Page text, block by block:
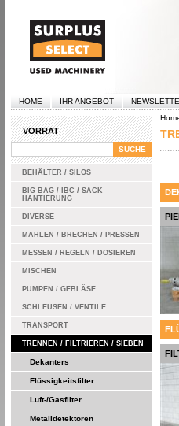
HOME IHR ANGEBOT
VORRAT
BEHÄLTER / SILOS
BIG BAG / IBC / SACK
HANTIERUNG
DIVERSE
MAHLEN / BRECHEN / PRESSEN
MESSEN / REGELN / DOSIEREN
MISCHEN
PUMPEN / GEBLÄSE
SCHLEUSEN / VENTILE
TRANSPORT
TRENNEN / FILTRIEREN / SIEBEN
Dekanters
Flüssigkeitsfilter
Luft-/Gasfilter
Metalldetektoren